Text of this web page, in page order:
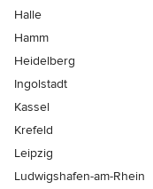
Halle
Hamm
Heidelberg
Ingolstadt
Kassel
Krefeld
Leipzig
Ludwigshafen-am-Rhein